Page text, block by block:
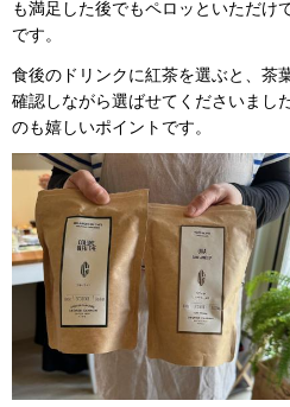
も満足した後でもペロッといただけ
です。
食後のドリンクに紅茶を選ぶと、茶
確認しながら選ばせてくださいまし
のも嬉しいポイントです。